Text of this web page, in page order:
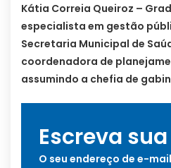
Kátia Correia Queiroz –
especialista em gestão
Secretaria Municipal de
coordenadora de
assumindo a chefia de
Escreva
O seu endereço de e-